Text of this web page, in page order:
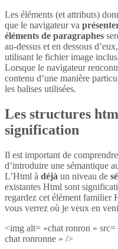
Les éléments (et attributs)
que le navigateur va
éléments de paragraphes
au-dessus et en dessous
utilisant le fichier image
Lorsque le navigateur
contenu d’une manière
les balises utilisées.
Les structures
signification
Il est important de
d’introduire une sémantique
L’Html à déjà un niveau de
existantes Html sont
regardez cet élément familier
vous verrez où je veux en
<img alt= »chat ronron »
chat ronronne » />